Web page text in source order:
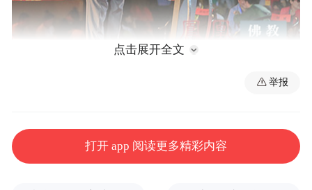
华）
点击展开全文
举报
打开 app 阅读更多精彩内容